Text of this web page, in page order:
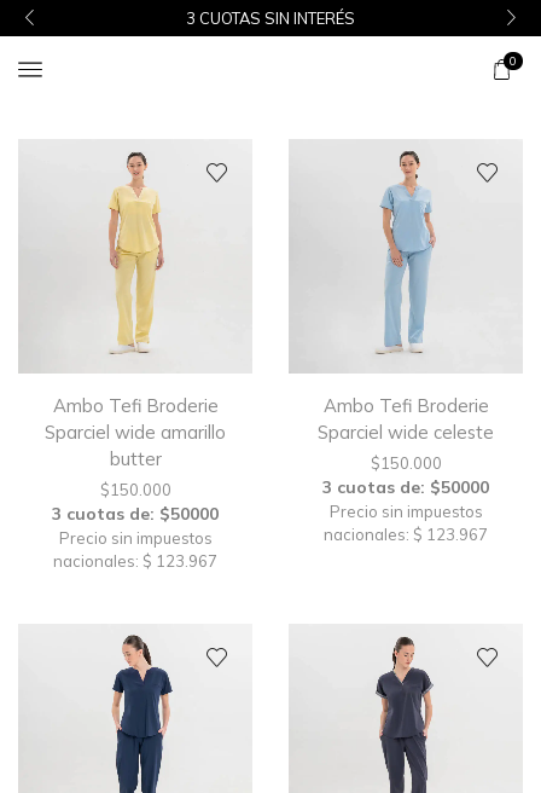
3 CUOTAS SIN INTERÉS
0
Ambo Tefi Broderie
Sparciel wide amarillo
butter
$150.000
3 cuotas de: $50000
Precio sin impuestos
nacionales: $ 123.967
Ambo Tefi Broderie
Sparciel wide celeste
$150.000
3 cuotas de: $50000
Precio sin impuestos
nacionales: $ 123.967